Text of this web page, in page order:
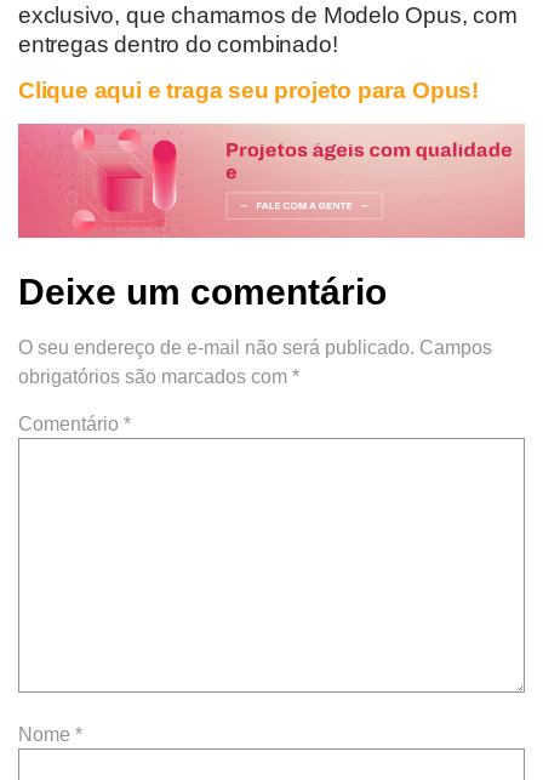
exclusivo, que chamamos de Modelo Opus, com
entregas dentro do combinado!
Clique aqui e traga seu projeto para Opus!
Deixe um comentário
O seu endereço de e-mail não será publicado. Campos
obrigatórios são marcados com *
Comentário *
Nome *